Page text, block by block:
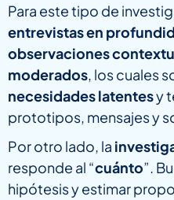
Para este tipo de
entrevistas en
observaciones
moderados, los cuales
necesidades latentesy
prototipos, mensajes y
Por otro lado, la
responde al “cuánto”.
hipótesis y estimar